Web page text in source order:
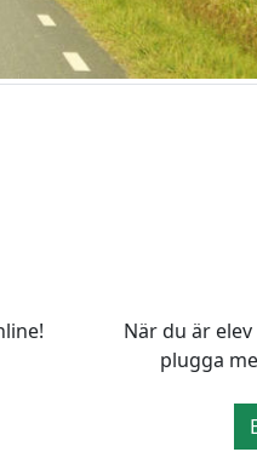
När du är
plugga